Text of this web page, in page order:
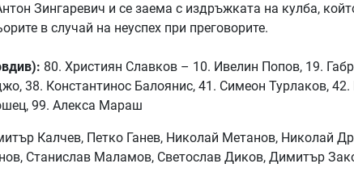
Зингаревич и се заема с издръжката на кулба,
в случай на неуспех при преговорите.
80. Християн Славков – 10. Ивелин Попов, 19.
38. Константинос Балоянис, 41. Симеон Турлаков,
99. Алекса Мараш
Калчев, Петко Ганев, Николай Метанов, Николай
Станислав Маламов, Светослав Диков, Димитър